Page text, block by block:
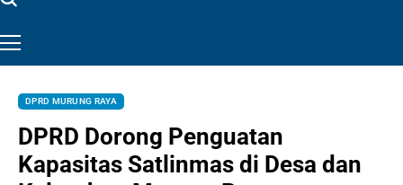
DPRD MURUNG RAYA
DPRD Dorong Penguatan
Kapasitas Satlinmas di Desa dan